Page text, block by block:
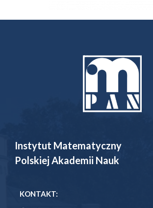
Instytut Matematyczny
Polskiej Akademii Nauk
KONTAKT: